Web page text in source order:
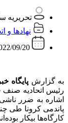
تحریریه
نهادها و
به گزارش پایگاه
رئیس اتحادیه صنف
اشاره به ضرر
پاندمی کرونا طی
کارگاه‌ها بیکار